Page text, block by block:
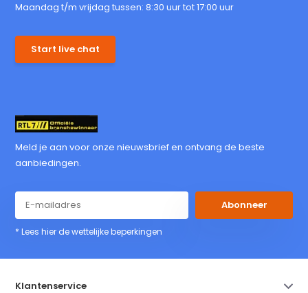
Maandag t/m vrijdag tussen: 8:30 uur tot 17:00 uur
Start live chat
Meld je aan voor onze nieuwsbrief en ontvang de beste
aanbiedingen.
Abonneer
* Lees hier de wettelijke beperkingen
Klantenservice